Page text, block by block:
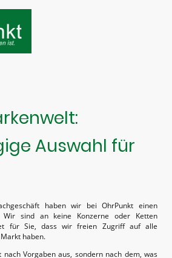
Auswahl für
haben wir bei OhrPunkt einen
Wir sind an keine Konzerne oder Ketten
für Sie, dass wir freien Zugriff auf alle
haben.
Vorgaben aus, sondern nach dem, was